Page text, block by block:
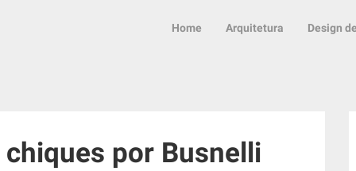
Home Arquitetura Design
por Busnelli